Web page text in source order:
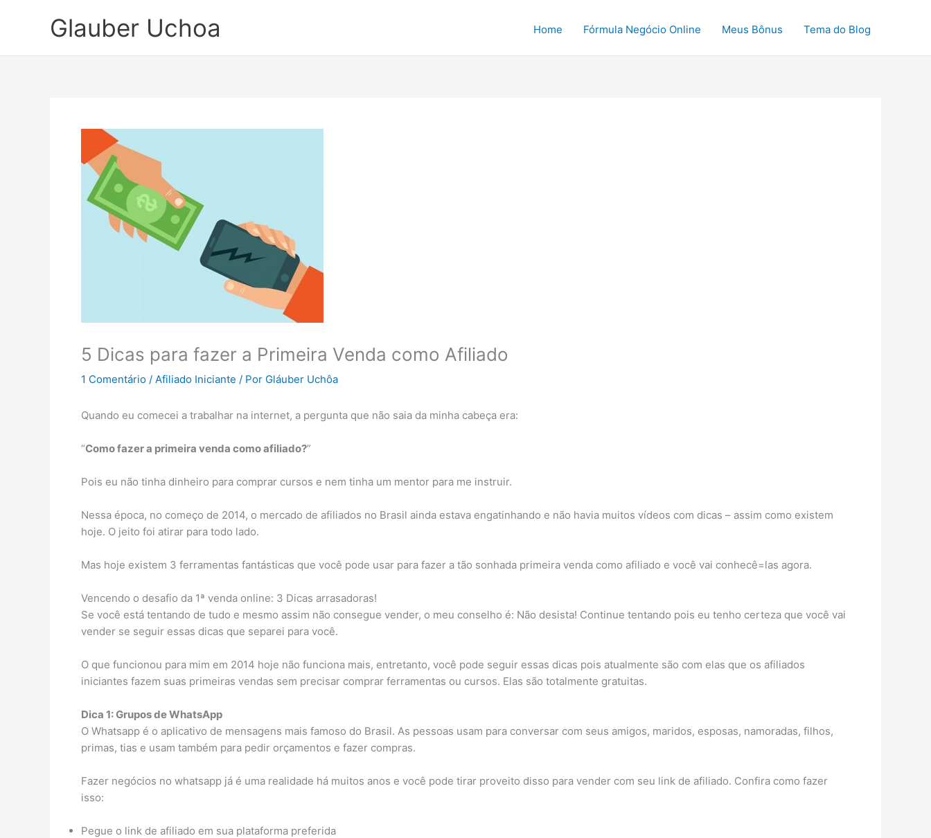
conteúdo
Glauber Uchoa Home Fórmula Negócio Online Meus Bônus Tema do Blog
5 Dicas para fazer a Primeira Venda como Afiliado
1 Comentário / Afiliado Iniciante / Por Gláuber Uchôa
Quando eu comecei a trabalhar na internet, a pergunta que não saia da minha cabeça era:
“Como fazer a primeira venda como afiliado?”
Pois eu não tinha dinheiro para comprar cursos e nem tinha um mentor para me instruir.
Nessa época, no começo de 2014, o mercado de afiliados no Brasil ainda estava engatinhando e não havia muitos vídeos com dicas – assim como existem
hoje. O jeito foi atirar para todo lado.
Mas hoje existem 3 ferramentas fantásticas que você pode usar para fazer a tão sonhada primeira venda como afiliado e você vai conhecê=las agora.
Vencendo o desafio da 1ª venda online: 3 Dicas arrasadoras!
Se você está tentando de tudo e mesmo assim não consegue vender, o meu conselho é: Não desista! Continue tentando pois eu tenho certeza que você vai
vender se seguir essas dicas que separei para você.
O que funcionou para mim em 2014 hoje não funciona mais, entretanto, você pode seguir essas dicas pois atualmente são com elas que os afiliados
iniciantes fazem suas primeiras vendas sem precisar comprar ferramentas ou cursos. Elas são totalmente gratuitas.
Dica 1: Grupos de WhatsApp
O Whatsapp é o aplicativo de mensagens mais famoso do Brasil. As pessoas usam para conversar com seus amigos, maridos, esposas, namoradas, filhos,
primas, tias e usam também para pedir orçamentos e fazer compras.
Fazer negócios no whatsapp já é uma realidade há muitos anos e você pode tirar proveito disso para vender com seu link de afiliado. Confira como fazer
isso:
Pegue o link de afiliado em sua plataforma preferida